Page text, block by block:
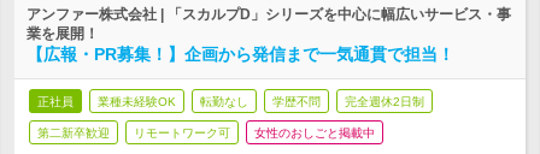
アンファー株式会社 | 「スカルプD」シリーズを中心に幅広いサービス・事
業を展開！
【広報・PR募集！】企画から発信まで一気通貫で担当！
正社員 業種未経験OK 転勤なし 学歴不問 完全週休2日制
第二新卒歓迎 リモートワーク可 女性のおしごと掲載中